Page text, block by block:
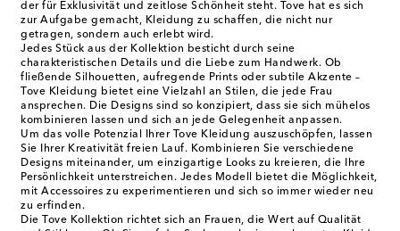
der für Exklusivität und zeitlose Schönheit steht. Tove hat es sich
zur Aufgabe gemacht, Kleidung zu schaffen, die nicht nur
getragen, sondern auch erlebt wird.
Jedes Stück aus der Kollektion besticht durch seine
charakteristischen Details und die Liebe zum Handwerk. Ob
fließende Silhouetten, aufregende Prints oder subtile Akzente –
Tove Kleidung bietet eine Vielzahl an Stilen, die jede Frau
ansprechen. Die Designs sind so konzipiert, dass sie sich mühelos
kombinieren lassen und sich an jede Gelegenheit anpassen.
Um das volle Potenzial Ihrer Tove Kleidung auszuschöpfen, lassen
Sie Ihrer Kreativität freien Lauf. Kombinieren Sie verschiedene
Designs miteinander, um einzigartige Looks zu kreieren, die Ihre
Persönlichkeit unterstreichen. Jedes Modell bietet die Möglichkeit,
mit Accessoires zu experimentieren und sich so immer wieder neu
zu erfinden.
Die Tove Kollektion richtet sich an Frauen, die Wert auf Qualität